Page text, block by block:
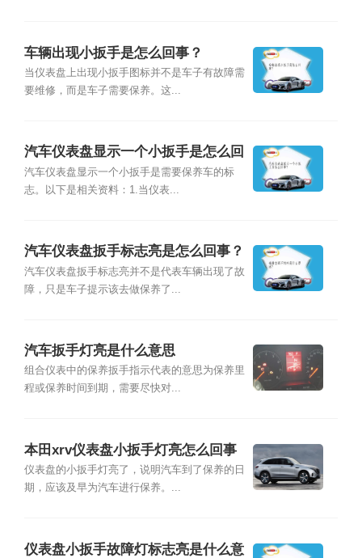
车辆出现小扳手是怎么回事？
当仪表盘上出现小扳手图标并不是车子有故障需
要维修，而是车子需要保养。这...
汽车仪表盘显示一个小扳手是怎么回
事？
汽车仪表盘显示一个小扳手是需要保养车的标
志。以下是相关资料：1.当仪表...
汽车仪表盘扳手标志亮是怎么回事？
汽车仪表盘扳手标志亮并不是代表车辆出现了故
障，只是车子提示该去做保养了...
汽车扳手灯亮是什么意思
组合仪表中的保养扳手指示代表的意思为保养里
程或保养时间到期，需要尽快对...
本田xrv仪表盘小扳手灯亮怎么回事
仪表盘的小扳手灯亮了，说明汽车到了保养的日
期，应该及早为汽车进行保养。...
仪表盘小扳手故障灯标志亮是什么意